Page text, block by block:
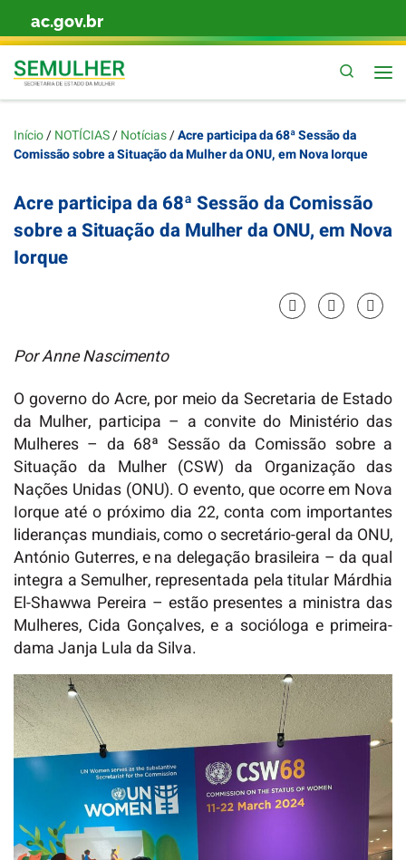
Skip to content
ac.gov.br
Início/NOTÍCIAS/Notícias/Acre participa da 68ª Sessão da
Comissão sobre a Situação da Mulher da ONU, em Nova Iorque
Acre participa da 68ª Sessão da Comissão
sobre a Situação da Mulher da ONU, em Nova
Iorque
Por Anne Nascimento
O governo do Acre, por meio da Secretaria de Estado
da Mulher, participa – a convite do Ministério das
Mulheres – da 68ª Sessão da Comissão sobre a
Situação da Mulher (CSW) da Organização das
Nações Unidas (ONU). O evento, que ocorre em Nova
Iorque até o próximo dia 22, conta com importantes
lideranças mundiais, como o secretário-geral da ONU,
António Guterres, e na delegação brasileira – da qual
integra a Semulher, representada pela titular Márdhia
El-Shawwa Pereira – estão presentes a ministra das
Mulheres, Cida Gonçalves, e a socióloga e primeira-
dama Janja Lula da Silva.